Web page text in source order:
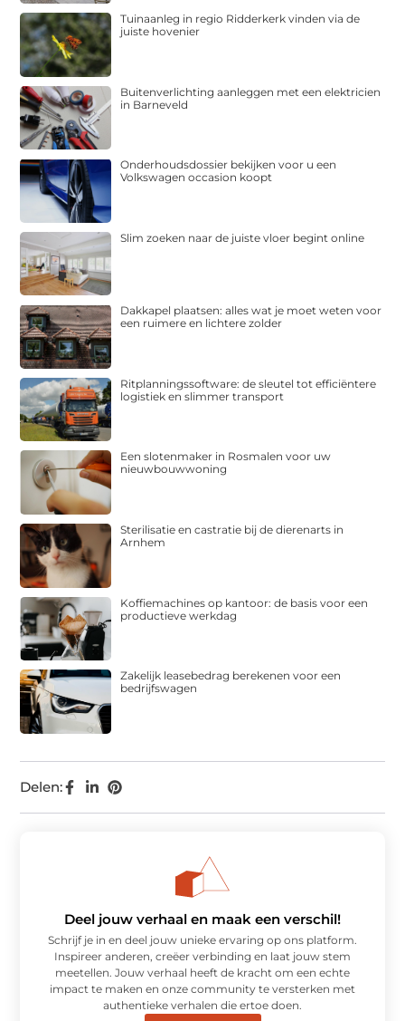
Delen:
Tuinaanleg in regio Ridderkerk vinden via de
juiste hovenier
Buitenverlichting aanleggen met een elektricien
in Barneveld
Onderhoudsdossier bekijken voor u een
Volkswagen occasion koopt
Slim zoeken naar de juiste vloer begint online
Dakkapel plaatsen: alles wat je moet weten voor
een ruimere en lichtere zolder
Ritplanningssoftware: de sleutel tot efficiëntere
logistiek en slimmer transport
Een slotenmaker in Rosmalen voor uw
nieuwbouwwoning
Sterilisatie en castratie bij de dierenarts in
Arnhem
Koffiemachines op kantoor: de basis voor een
productieve werkdag
Zakelijk leasebedrag berekenen voor een
bedrijfswagen
Deel jouw verhaal en maak een verschil!
Schrijf je in en deel jouw unieke ervaring op ons platform.
Inspireer anderen, creëer verbinding en laat jouw stem
meetellen. Jouw verhaal heeft de kracht om een echte
impact te maken en onze community te versterken met
authentieke verhalen die ertoe doen.